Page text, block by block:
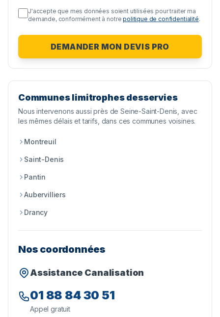
J'accepte que mes données soient utilisées pour traiter ma
demande, conformément à notre politique de confidentialité.
DEMANDER MON DEVIS PRO
Communes limitrophes desservies
Nous intervenons aussi près deSeine-Saint-Denis , avec
les mêmes délais et tarifs, dans ces communes voisines.
Montreuil
Saint-Denis
Pantin
Aubervilliers
Drancy
Nos coordonnées
Assistance Canalisation
01 88 84 30 51
Appel gratuit